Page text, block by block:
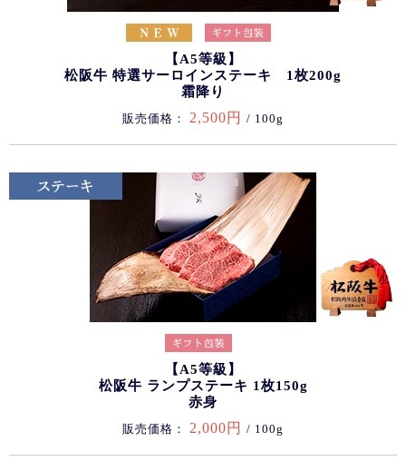
【A5等級】
松阪牛 特選サーロインステーキ 1枚200g
霜降り
販売価格： 2,500円 / 100g
【A5等級】
松阪牛 ランプステーキ 1枚150g
赤身
販売価格： 2,000円 / 100g